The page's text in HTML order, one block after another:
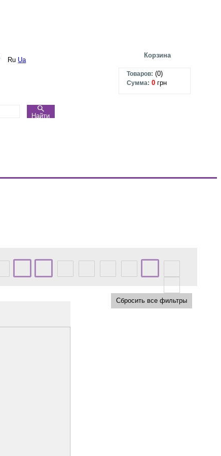
Ru Ua
Найти
Корзина
Товаров: (0)
Сумма: 0 грн
Сбросить все фильтры